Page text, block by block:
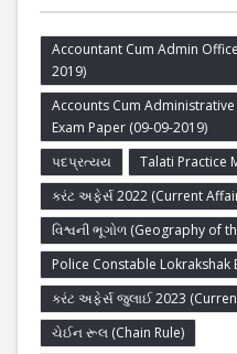
Accountant Cum Admin
2019)
Accounts Cum
Exam Paper (09-09-2019)
પદપ્રત્યય
Talati Practice
કરંટ અફેર્સ 2022 (Current
વિશ્વની ભૂગોળ (Geography of
Police Constable Lokrakshak
કરંટ અફેર્સ જુલાઈ 2023
ચેઈન રૂલ (Chain Rule)